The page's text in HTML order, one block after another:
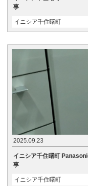
事
イニシア千住曙町
2025.09.23
イニシア千住曙町
事
イニシア千住曙町